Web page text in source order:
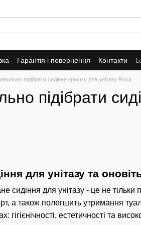
Гарантія і повернення Контакти
підібрати сидіння кришку для унітазу Roca
підібрати
для унітазу та
сидіння для унітазу - це не
а також полегшить утримання
гігієнічності, естетичності та